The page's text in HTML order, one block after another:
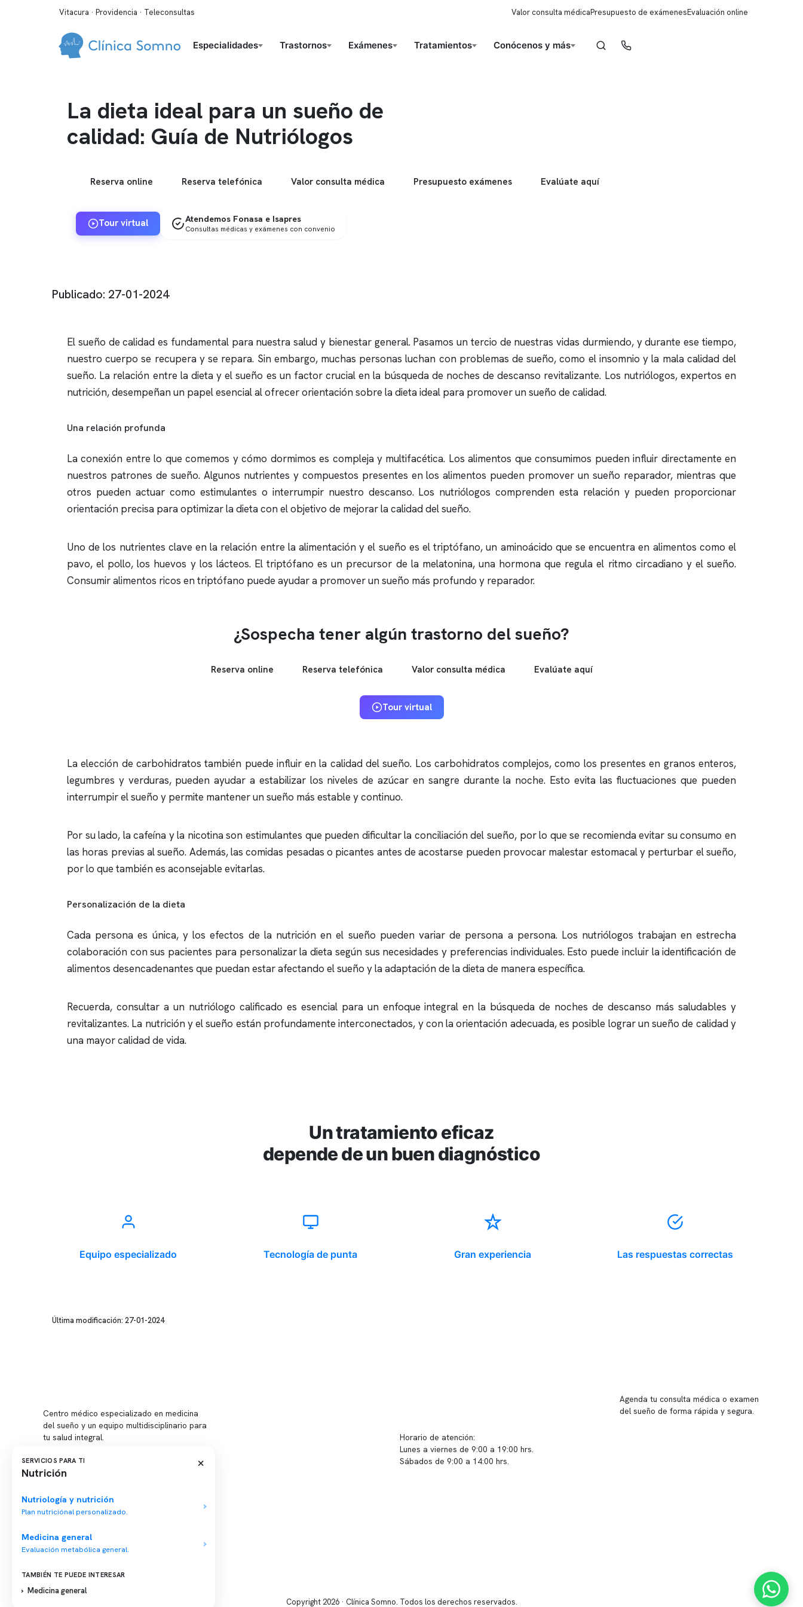
Vitacura · Providencia · Teleconsultas Valor consulta médicaPresupuesto de exámenesEvaluación online
Especialidades Trastornos Exámenes Tratamientos Conócenos y más
La dieta ideal para un sueño de
calidad: Guía de Nutriólogos
Reserva online Reserva telefónica Valor consulta médica Presupuesto exámenes Evalúate aquí
Tour virtual Atendemos Fonasa e Isapres
Consultas médicas y exámenes con convenio
Publicado: 27-01-2024
El sueño de calidad es fundamental para nuestra salud y bienestar general. Pasamos un tercio de nuestras vidas durmiendo, y durante ese tiempo,
nuestro cuerpo se recupera y se repara. Sin embargo, muchas personas luchan con problemas de sueño, como el insomnio y la mala calidad del
sueño. La relación entre la dieta y el sueño es un factor crucial en la búsqueda de noches de descanso revitalizante. Los nutriólogos, expertos en
nutrición, desempeñan un papel esencial al ofrecer orientación sobre la dieta ideal para promover un sueño de calidad.
Una relación profunda
La conexión entre lo que comemos y cómo dormimos es compleja y multifacética. Los alimentos que consumimos pueden influir directamente en
nuestros patrones de sueño. Algunos nutrientes y compuestos presentes en los alimentos pueden promover un sueño reparador, mientras que
otros pueden actuar como estimulantes o interrumpir nuestro descanso. Los nutriólogos comprenden esta relación y pueden proporcionar
orientación precisa para optimizar la dieta con el objetivo de mejorar la calidad del sueño.
Uno de los nutrientes clave en la relación entre la alimentación y el sueño es el triptófano, un aminoácido que se encuentra en alimentos como el
pavo, el pollo, los huevos y los lácteos. El triptófano es un precursor de la melatonina, una hormona que regula el ritmo circadiano y el sueño.
Consumir alimentos ricos en triptófano puede ayudar a promover un sueño más profundo y reparador.
¿Sospecha tener algún trastorno del sueño?
Reserva online Reserva telefónica Valor consulta médica Evalúate aquí
Tour virtual
La elección de carbohidratos también puede influir en la calidad del sueño. Los carbohidratos complejos, como los presentes en granos enteros,
legumbres y verduras, pueden ayudar a estabilizar los niveles de azúcar en sangre durante la noche. Esto evita las fluctuaciones que pueden
interrumpir el sueño y permite mantener un sueño más estable y continuo.
Por su lado, la cafeína y la nicotina son estimulantes que pueden dificultar la conciliación del sueño, por lo que se recomienda evitar su consumo en
las horas previas al sueño. Además, las comidas pesadas o picantes antes de acostarse pueden provocar malestar estomacal y perturbar el sueño,
por lo que también es aconsejable evitarlas.
Personalización de la dieta
Cada persona es única, y los efectos de la nutrición en el sueño pueden variar de persona a persona. Los nutriólogos trabajan en estrecha
colaboración con sus pacientes para personalizar la dieta según sus necesidades y preferencias individuales. Esto puede incluir la identificación de
alimentos desencadenantes que puedan estar afectando el sueño y la adaptación de la dieta de manera específica.
Recuerda, consultar a un nutriólogo calificado es esencial para un enfoque integral en la búsqueda de noches de descanso más saludables y
revitalizantes. La nutrición y el sueño están profundamente interconectados, y con la orientación adecuada, es posible lograr un sueño de calidad y
una mayor calidad de vida.
Un tratamiento eficaz
depende de un buen diagnóstico
Equipo especializado Tecnología de punta Gran experiencia Las respuestas correctas
Última modificación: 27-01-2024
Centro médico especializado en medicina
del sueño y un equipo multidisciplinario para
tu salud integral.
Horario de atención:
Lunes a viernes de 9:00 a 19:00 hrs.
Sábados de 9:00 a 14:00 hrs.
Agenda tu consulta médica o examen
del sueño de forma rápida y segura.
Copyright 2026 · Clínica Somno. Todos los derechos reservados.
SERVICIOS PARA TI
Nutrición
×
Nutriología y nutrición
Plan nutriciónal personalizado.
Medicina general
Evaluación metabólica general.
TAMBIÉN TE PUEDE INTERESAR
Medicina general